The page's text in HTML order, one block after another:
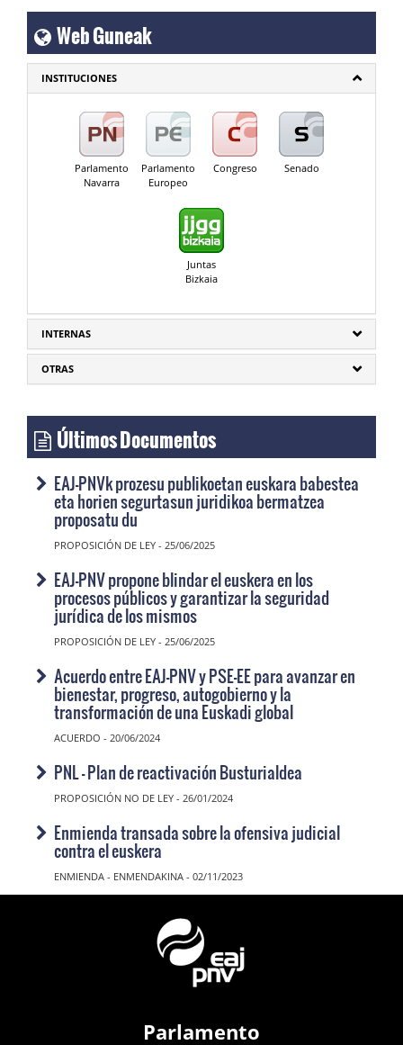
Web Guneak
INSTITUCIONES
Parlamento
Navarra
Parlamento
Europeo
Congreso Senado
Juntas
Bizkaia
INTERNAS
OTRAS
Últimos Documentos
EAJ-PNVk prozesu publikoetan euskara babestea
eta horien segurtasun juridikoa bermatzea
proposatu du
PROPOSICIÓN DE LEY - 25/06/2025
EAJ-PNV propone blindar el euskera en los
procesos públicos y garantizar la seguridad
jurídica de los mismos
PROPOSICIÓN DE LEY - 25/06/2025
Acuerdo entre EAJ-PNV y PSE-EE para avanzar en
bienestar, progreso, autogobierno y la
transformación de una Euskadi global
ACUERDO - 20/06/2024
PNL - Plan de reactivación Busturialdea
PROPOSICIÓN NO DE LEY - 26/01/2024
Enmienda transada sobre la ofensiva judicial
contra el euskera
ENMIENDA - ENMENDAKINA - 02/11/2023
Parlamento